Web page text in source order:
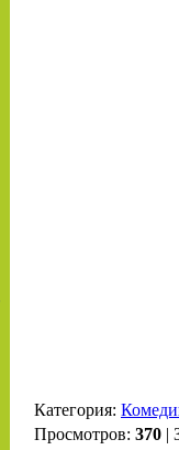
Категория:
Просмотров: 370 |